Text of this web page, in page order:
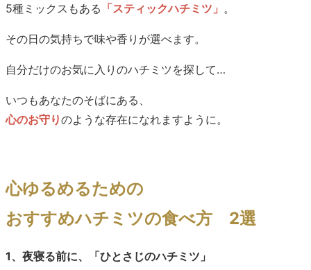
5種ミックスもある 「スティックハチミツ」 。
その日の気持ちで味や香りが選べます。
自分だけのお気に入りのハチミツを探して…
いつもあなたのそばにある、
心のお守りのような存在になれますように。
心ゆるめるための
おすすめハチミツの食べ方 2選
1、夜寝る前に、「ひとさじのハチミツ」